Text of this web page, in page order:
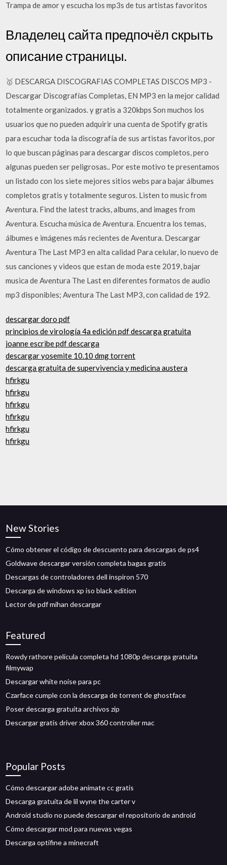
Trampa de amor y escucha los mp3s de tus artistas favoritos
Владелец сайта предпочёл скрыть
описание страницы.
🥇 DESCARGA DISCOGRAFIAS COMPLETAS DISCOS MP3 -
Descargar Discografías Completas, EN MP3 en la mejor calidad
totalmente organizados. y gratis a 320kbps Son muchos los
usuarios que no pueden adquirir una cuenta de Spotify gratis
para escuchar toda la discografía de sus artistas favoritos, por
lo que buscan páginas para descargar discos completos, pero
algunas pueden ser peligrosas.. Por este motivo te presentamos
un listado con los siete mejores sitios webs para bajar álbumes
completos gratis y totalmente seguros. Listen to music from
Aventura. Find the latest tracks, albums, and images from
Aventura. Escucha música de Aventura. Encuentra los temas,
álbumes e imágenes más recientes de Aventura. Descargar
Aventura The Last MP3 en alta calidad Para celular, lo nuevo de
sus canciones y videos que estan de moda este 2019, bajar
musica de Aventura The Last en diferentes formatos de audio
mp3 disponibles; Aventura The Last MP3, con calidad de 192.
descargar doro pdf
principios de virología 4a edición pdf descarga gratuita
joanne escribe pdf descarga
descargar yosemite 10.10 dmg torrent
descarga gratuita de supervivencia y medicina austera
hfirkgu
hfirkgu
hfirkgu
hfirkgu
hfirkgu
hfirkgu
New Stories
Cómo obtener el código de descuento para descargas de ps4
Goldwave descargar versión completa bagas gratis
Descargas de controladores dell inspiron 570
Descarga de windows xp iso black edition
Lector de pdf mihan descargar
Featured
Rowdy rathore película completa hd 1080p descarga gratuita
filmywap
Descargar white noise para pc
Czarface cumple con la descarga de torrent de ghostface
Poser descarga gratuita archivos zip
Descargar gratis driver xbox 360 controller mac
Popular Posts
Cómo descargar adobe animate cc gratis
Descarga gratuita de lil wyne the carter v
Android studio no puede descargar el repositorio de android
Cómo descargar mod para nuevas vegas
Descarga optifine a minecraft